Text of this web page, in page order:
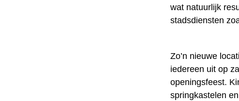
wat natuurlijk
stadsdiensten
Zo’n nieuwe
iedereen uit op
openingsfeest.
springkastelen